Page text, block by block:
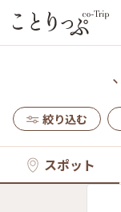
、
絞り込む
スポット